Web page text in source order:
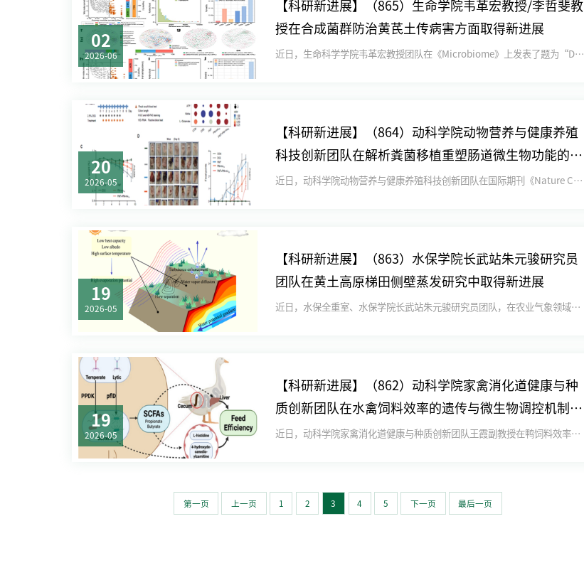
02
2026-06
【科研新进展】（865）生命学院韦革宏教授/李哲斐教
授在合成菌群防治黄芪土传病害方面取得新进展
近日，生命科学学院韦革宏教授团队在《Microbiome》上发表了题为“Deterministic assembl...
20
2026-05
【科研新进展】（864）动科学院动物营养与健康养殖
科技创新团队在解析粪菌移植重塑肠道微生物功能的机
制方面取得重要进展
近日，动科学院动物营养与健康养殖科技创新团队在国际期刊《Nature Communications》在线发表题为“...
19
2026-05
【科研新进展】（863）水保学院长武站朱元骏研究员
团队在黄土高原梯田侧壁蒸发研究中取得新进展
近日，水保全重室、水保学院长武站朱元骏研究员团队，在农业气象领域国际期刊Agricultural and Fore...
19
2026-05
【科研新进展】（862）动科学院家禽消化道健康与种
质创新团队在水禽饲料效率的遗传与微生物调控机制方
面取得新进展
近日，动科学院家禽消化道健康与种质创新团队王霞副教授在鸭饲料效率调控机制研究领域取得连续进展，以“Bacteria...
第一页 上一页 1 2 3 4 5 下一页 最后一页